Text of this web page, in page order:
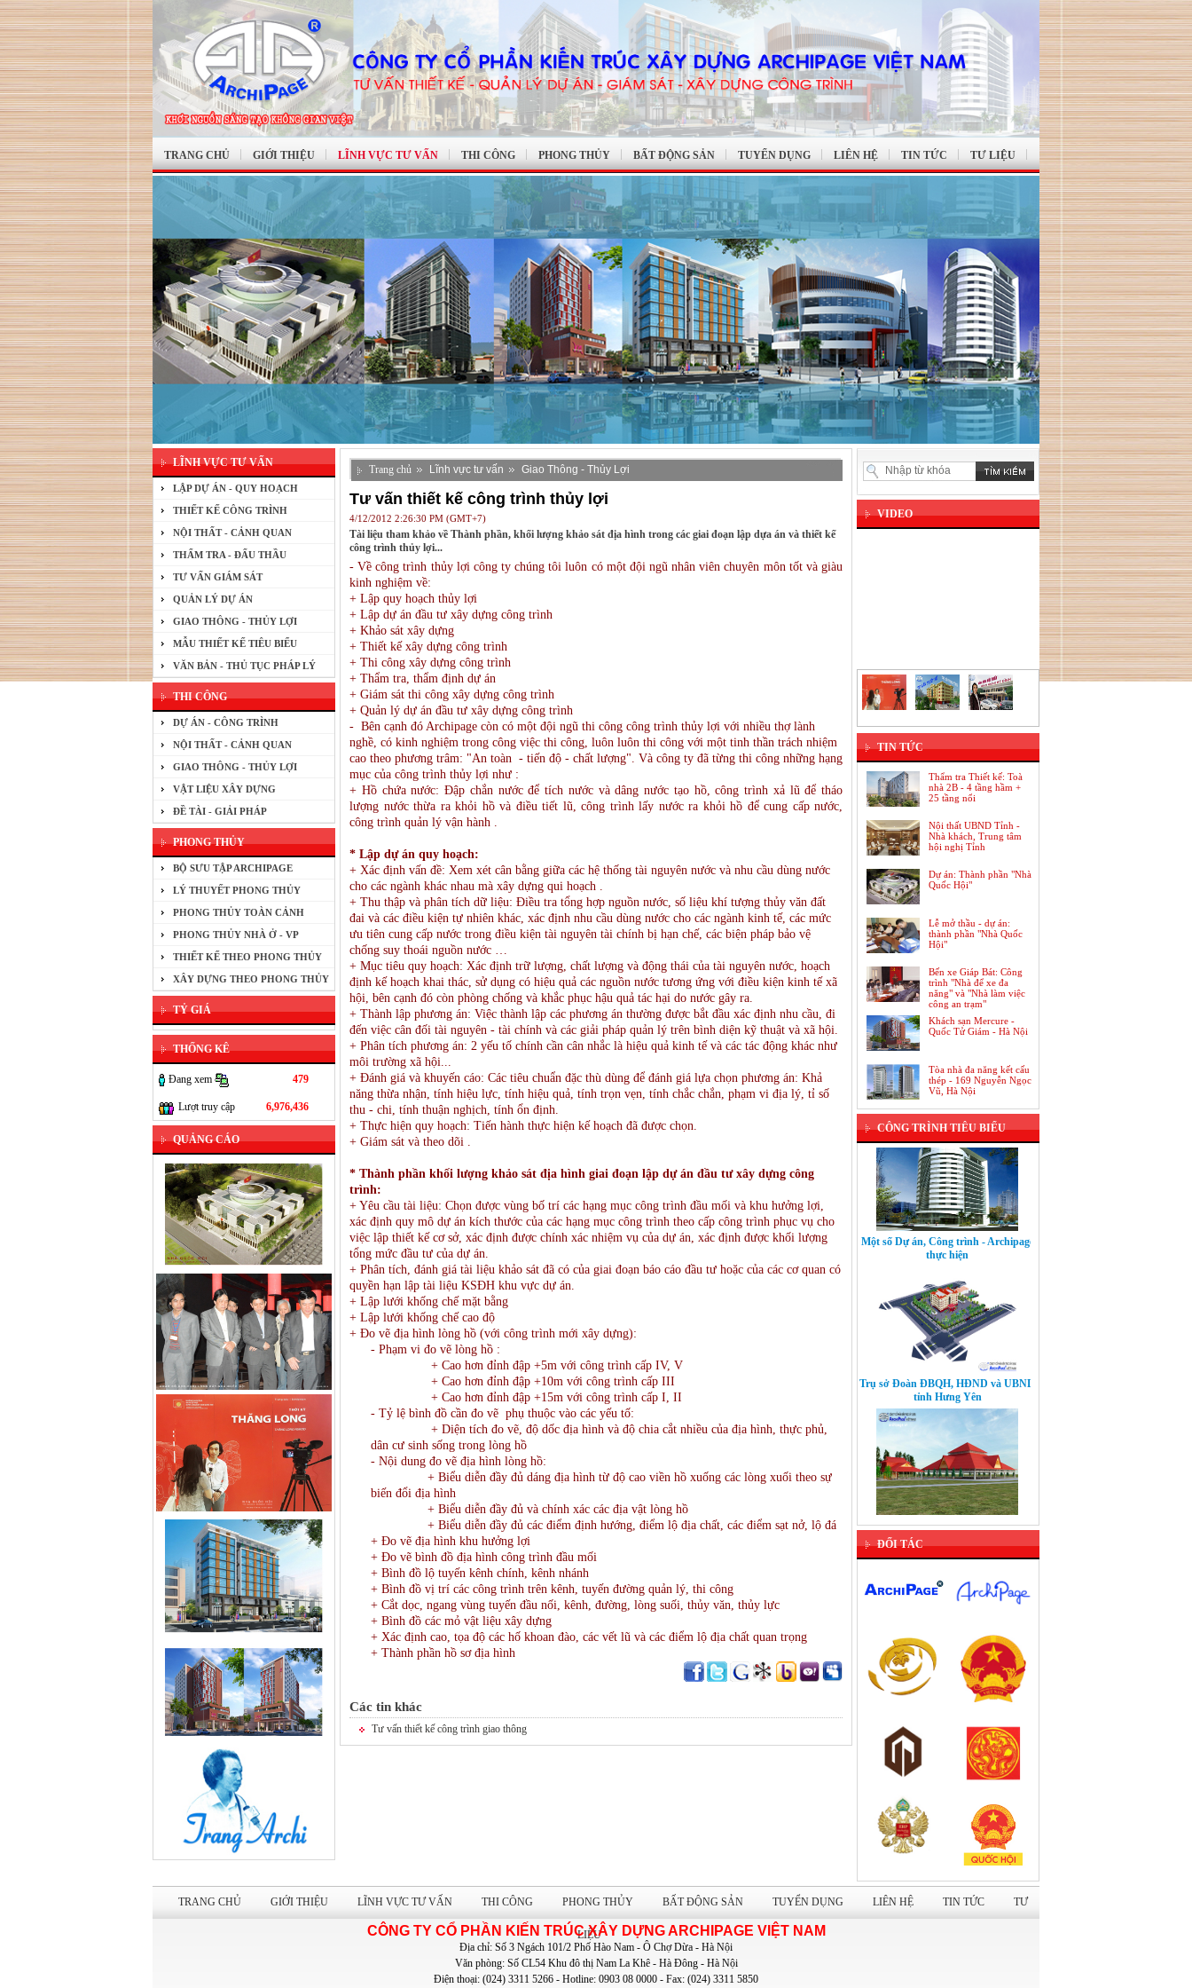
TRANG CHỦ GIỚI THIỆU LĨNH VỰC TƯ VẤN THI CÔNG PHONG THỦY BẤT ĐỘNG SẢN TUYỂN DỤNG LIÊN HỆ TIN TỨC TƯ LIỆU
LĨNH VỰC TƯ VẤN
LẬP DỰ ÁN - QUY HOẠCH
THIẾT KẾ CÔNG TRÌNH
NỘI THẤT - CẢNH QUAN
THẨM TRA - ĐẤU THẦU
TƯ VẤN GIÁM SÁT
QUẢN LÝ DỰ ÁN
GIAO THÔNG - THỦY LỢI
MẪU THIẾT KẾ TIÊU BIỂU
VĂN BẢN - THỦ TỤC PHÁP LÝ
THI CÔNG
DỰ ÁN - CÔNG TRÌNH
NỘI THẤT - CẢNH QUAN
GIAO THÔNG - THỦY LỢI
VẬT LIỆU XÂY DỰNG
ĐỀ TÀI - GIẢI PHÁP
PHONG THỦY
BỘ SƯU TẬP ARCHIPAGE
LÝ THUYẾT PHONG THỦY
PHONG THỦY TOÀN CẢNH
PHONG THỦY NHÀ Ở - VP
THIẾT KẾ THEO PHONG THỦY
XÂY DỰNG THEO PHONG THỦY
TỶ GIÁ
THỐNG KÊ
479
Đang xem
6,976,436
Lượt truy cập
QUẢNG CÁO
Trang chủ Lĩnh vực tư vấn Giao Thông - Thủy Lợi
Tư vấn thiết kế công trình thủy lợi
4/12/2012 2:26:30 PM (GMT+7)
Tài liệu tham khảo về Thành phần, khối lượng khảo sát địa hình trong các giai đoạn lập dựa án và thiết kế
công trình thủy lợi...
- Về công trình thủy lợi công ty chúng tôi luôn có một đội ngũ nhân viên chuyên môn tốt và giàu
kinh nghiệm về:
+ Lập quy hoạch thủy lợi
+ Lập dự án đầu tư xây dựng công trình
+ Khảo sát xây dựng
+ Thiết kế xây dựng công trình
+ Thi công xây dựng công trình
+ Thẩm tra, thẩm định dự án
+ Giám sát thi công xây dựng công trình
+ Quản lý dự án đầu tư xây dựng công trình
- Bên cạnh đó Archipage còn có một đội ngũ thi công công trình thủy lợi với nhiều thợ lành
nghề, có kinh nghiệm trong công việc thi công, luôn luôn thi công với một tinh thần trách nhiệm
cao theo phương trâm: "An toàn - tiến độ - chất lượng". Và công ty đã từng thi công những hạng
mục của công trình thủy lợi như :
+ Hồ chứa nước: Đập chắn nước để tích nước và dâng nước tạo hồ, công trình xả lũ để tháo
lượng nước thừa ra khỏi hồ và điều tiết lũ, công trình lấy nước ra khỏi hồ để cung cấp nước,
công trình quản lý vận hành .
* Lập dự án quy hoạch:
+ Xác định vấn đề: Xem xét cân bằng giữa các hệ thống tài nguyên nước và nhu cầu dùng nước
cho các ngành khác nhau mà xây dựng qui hoạch .
+ Thu thập và phân tích dữ liệu: Điều tra tổng hợp nguồn nước, số liệu khí tượng thủy văn đất
đai và các điều kiện tự nhiên khác, xác định nhu cầu dùng nước cho các ngành kinh tế, các mức
ưu tiên cung cấp nước trong điều kiện tài nguyên tài chính bị hạn chế, các biện pháp bảo vệ
chống suy thoái nguồn nước …
+ Mục tiêu quy hoạch: Xác định trữ lượng, chất lượng và động thái của tài nguyên nước, hoạch
định kế hoạch khai thác, sử dụng có hiệu quả các nguồn nước tương ứng với điều kiện kinh tế xã
hội, bên cạnh đó còn phòng chống và khắc phục hậu quả tác hại do nước gây ra.
+ Thành lập phương án: Việc thành lập các phương án thường được bắt đầu xác định nhu cầu, đi
đến việc cân đối tài nguyên - tài chính và các giải pháp quản lý trên bình diện kỹ thuật và xã hội.
+ Phân tích phương án: 2 yếu tố chính cần cân nhắc là hiệu quả kinh tế và các tác động khác như
môi trường xã hội...
+ Đánh giá và khuyến cáo: Các tiêu chuẩn đặc thù dùng để đánh giá lựa chọn phương án: Khả
năng thừa nhận, tính hiệu lực, tính hiệu quả, tính trọn vẹn, tính chắc chắn, phạm vi địa lý, tỉ số
thu - chi, tính thuận nghịch, tính ổn định.
+ Thực hiện quy hoạch: Tiến hành thực hiện kế hoạch đã được chọn.
+ Giám sát và theo dõi .
* Thành phần khối lượng khảo sát địa hình giai đoạn lập dự án đầu tư xây dựng công
trình:
+ Yêu cầu tài liệu: Chọn được vùng bố trí các hạng mục công trình đầu mối và khu hưởng lợi,
xác định quy mô dự án kích thước của các hạng mục công trình theo cấp công trình phục vụ cho
việc lập thiết kế cơ sở, xác định được chính xác nhiệm vụ của dự án, xác định được khối lượng
tổng mức đầu tư của dự án.
+ Phân tích, đánh giá tài liệu khảo sát đã có của giai đoạn báo cáo đầu tư hoặc của các cơ quan có
quyền hạn lập tài liệu KSĐH khu vực dự án.
+ Lập lưới khống chế mặt bằng
+ Lập lưới khống chế cao độ
+ Đo vẽ địa hình lòng hồ (với công trình mới xây dựng):
- Phạm vi đo vẽ lòng hồ :
+ Cao hơn đỉnh đập +5m với công trình cấp IV, V
+ Cao hơn đỉnh đập +10m với công trình cấp III
+ Cao hơn đỉnh đập +15m với công trình cấp I, II
- Tỷ lệ bình đồ cần đo vẽ phụ thuộc vào các yếu tố:
+ Diện tích đo vẽ, độ dốc địa hình và độ chia cắt nhiều của địa hình, thực phủ,
dân cư sinh sống trong lòng hồ
- Nội dung đo vẽ địa hình lòng hồ:
+ Biểu diễn đầy đủ dáng địa hình từ độ cao viền hồ xuống các lòng xuối theo sự
biến đổi địa hình
+ Biểu diễn đầy đủ và chính xác các địa vật lòng hồ
+ Biểu diễn đầy đủ các điểm định hướng, điểm lộ địa chất, các điểm sạt nở, lộ đá
+ Đo vẽ địa hình khu hưởng lợi
+ Đo vẽ bình đồ địa hình công trình đầu mối
+ Bình đồ lộ tuyến kênh chính, kênh nhánh
+ Bình đồ vị trí các công trình trên kênh, tuyến đường quản lý, thi công
+ Cắt dọc, ngang vùng tuyến đầu nối, kênh, đường, lòng suối, thủy văn, thủy lực
+ Bình đồ các mỏ vật liệu xây dựng
+ Xác định cao, tọa độ các hố khoan đào, các vết lũ và các điểm lộ địa chất quan trọng
+ Thành phần hồ sơ địa hình
Các tin khác
Tư vấn thiết kế công trình giao thông
VIDEO
TIN TỨC
Thẩm tra Thiết kế: Toà
nhà 2B - 4 tầng hầm +
25 tầng nổi
Nội thất UBND Tỉnh -
Nhà khách, Trung tâm
hội nghị Tỉnh
Dự án: Thành phần "Nhà
Quốc Hội"
Lễ mở thầu - dự án:
thành phần "Nhà Quốc
Hội"
Bến xe Giáp Bát: Công
trình "Nhà để xe đa
năng" và "Nhà làm việc
công an trạm"
Khách sạn Mercure -
Quốc Tử Giám - Hà Nội
Tòa nhà đa năng kết cấu
thép - 169 Nguyễn Ngọc
Vũ, Hà Nội
CÔNG TRÌNH TIÊU BIỂU
Dự án: Trung tâm thương mại Hồng
Kông, Khách sạn, Căn hộ chung cư
Một số Dự án, Công trình - Archipage
thực hiện
Trụ sở Đoàn ĐBQH, HĐND và UBND
tỉnh Hưng Yên
Dự án: Bảo tồn Quần thể di tích kiến
trúc thời Trần - Khu di tích Hành
Cung Lỗ Giang
Dự án: Cải tạo Trụ sở Trung tâm Lưu
trữ Quốc gia I
Nhà hàng cao cấp Tuấn Dung Group
ĐỐI TÁC
TRANG CHỦ GIỚI THIỆU LĨNH VỰC TƯ VẤN THI CÔNG PHONG THỦY BẤT ĐỘNG SẢN TUYỂN DỤNG LIÊN HỆ TIN TỨC TƯ
LIỆU
CÔNG TY CỔ PHẦN KIẾN TRÚC XÂY DỰNG ARCHIPAGE VIỆT NAM
Địa chỉ: Số 3 Ngách 101/2 Phố Hào Nam - Ô Chợ Dừa - Hà Nội
Văn phòng: Số CL54 Khu đô thị Nam La Khê - Hà Đông - Hà Nội
Điện thoại: (024) 3311 5266 - Hotline: 0903 08 0000 - Fax: (024) 3311 5850